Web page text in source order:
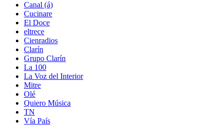
Canal (á)
Cucinare
El Doce
eltrece
Cienradios
Clarín
Grupo Clarín
La 100
La Voz del Interior
Mitre
Olé
Quiero Música
TN
Vía País